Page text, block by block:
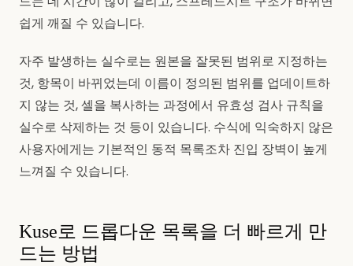
쉽게 깨질 수 있습니다.
자주 발생하는 실수로는 원본을 잘못된 범위로 지정하는
것, 항목이 바뀌었는데 이름이 정의된 범위를 업데이트하
지 않는 것, 셀을 복사하는 과정에서 유효성 검사 규칙을
실수로 삭제하는 것 등이 있습니다. 수식에 익숙하지 않은
사용자에게는 기본적인 동적 목록조차 진입 장벽이 높게
느껴질 수 있습니다.
Kuse로 드롭다운 목록을 더 빠르게 만
드는 방법